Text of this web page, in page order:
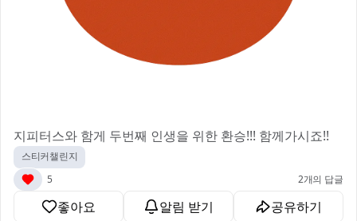
지피터스와 함게 두번째 인생을 위한 환승!!! 함께가시죠!!
스티커챌린지
5
2개의 답글
좋아요 알림 받기 공유하기